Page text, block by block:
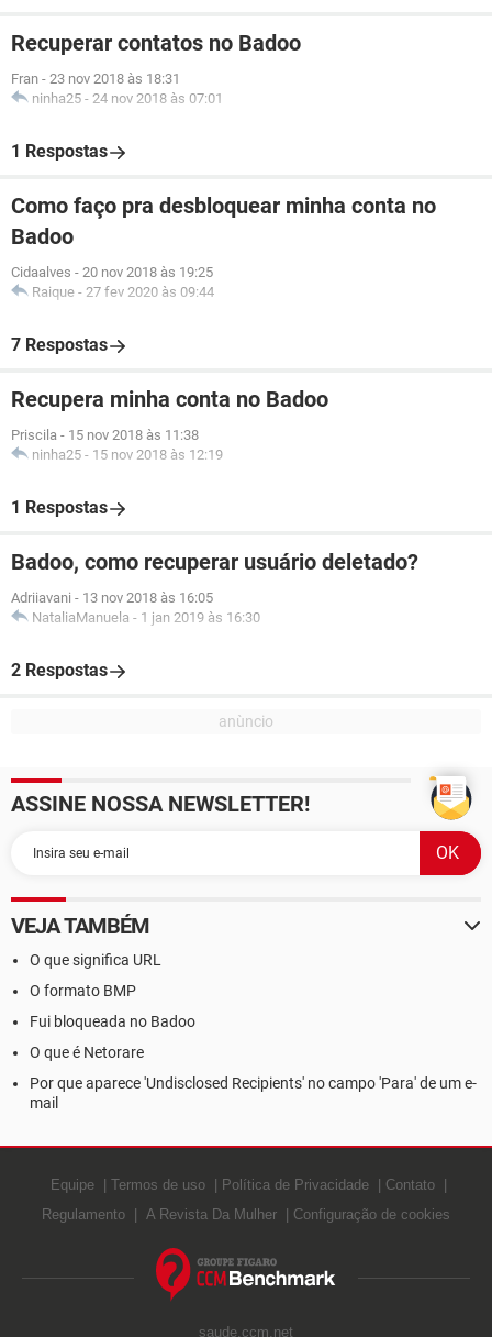
Recuperar contatos no Badoo
Fran - 23 nov 2018 às 18:31
ninha25 - 24 nov 2018 às 07:01
1 Respostas
Como faço pra desbloquear minha conta no
Badoo
Cidaalves - 20 nov 2018 às 19:25
Raique - 27 fev 2020 às 09:44
7 Respostas
Recupera minha conta no Badoo
Priscila - 15 nov 2018 às 11:38
ninha25 - 15 nov 2018 às 12:19
1 Respostas
Badoo, como recuperar usuário deletado?
Adriiavani - 13 nov 2018 às 16:05
NataliaManuela - 1 jan 2019 às 16:30
2 Respostas
ASSINE NOSSA NEWSLETTER!
VEJA TAMBÉM
O que significa URL
O formato BMP
Fui bloqueada no Badoo
O que é Netorare
Por que aparece 'Undisclosed Recipients' no campo 'Para' de um e-
mail
Equipe Termos de uso Política de Privacidade
Contato
Regulamento
A Revista Da Mulher Configuração de cookies
saude.ccm.net